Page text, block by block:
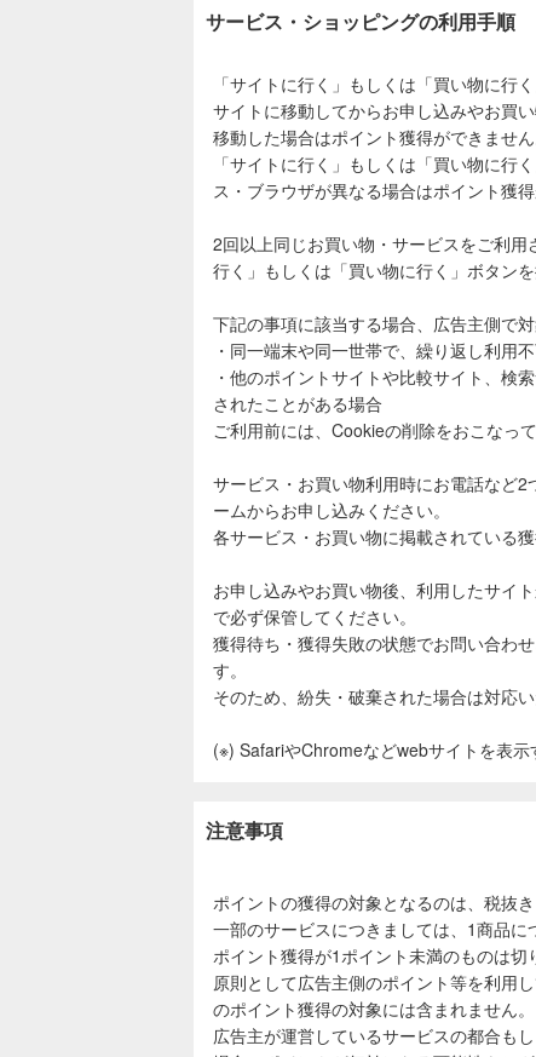
サービス・ショッピングの利用手順
「サイトに行く」もしくは「買い物に行
サイトに移動してからお申し込みやお買
移動した場合はポイント獲得ができません
「サイトに行く」もしくは「買い物に行
ス・ブラウザが異なる場合はポイント獲得
2回以上同じお買い物・サービスをご利
行く」もしくは「買い物に行く」ボタン
下記の事項に該当する場合、広告主側で
・同一端末や同一世帯で、繰り返し利用
・他のポイントサイトや比較サイト、検
されたことがある場合
ご利用前には、Cookieの削除をおこなっ
サービス・お買い物利用時にお電話など
ームからお申し込みください。
各サービス・お買い物に掲載されている
お申し込みやお買い物後、利用したサイ
で必ず保管してください。
獲得待ち・獲得失敗の状態でお問い合わ
す。
そのため、紛失・破棄された場合は対応
(※) SafariやChromeなどwebサイトを表示
注意事項
ポイントの獲得の対象となるのは、税抜
一部のサービスにつきましては、1商品に
ポイント獲得が1ポイント未満のものは切
原則として広告主側のポイント等を利用
のポイント獲得の対象には含まれません。
広告主が運営しているサービスの都合も